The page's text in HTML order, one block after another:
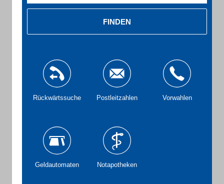
FINDEN
Rückwärtssuche Postleitzahlen Vorwahlen
Geldautomaten Notapotheken